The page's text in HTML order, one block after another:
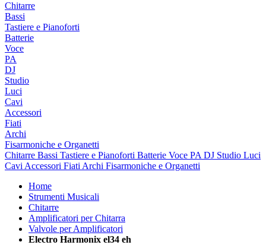
Chitarre
Bassi
Tastiere e Pianoforti
Batterie
Voce
PA
DJ
Studio
Luci
Cavi
Accessori
Fiati
Archi
Fisarmoniche e Organetti
Chitarre Bassi Tastiere e Pianoforti Batterie Voce PA DJ Studio Luci
Cavi Accessori Fiati Archi Fisarmoniche e Organetti
Home
Strumenti Musicali
Chitarre
Amplificatori per Chitarra
Valvole per Amplificatori
Electro Harmonix el34 eh